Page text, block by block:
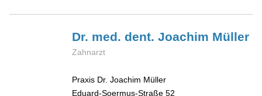
Dr. med. dent. Joachim Müller
Zahnarzt
Praxis Dr. Joachim Müller
Eduard-Soermus-Straße 52